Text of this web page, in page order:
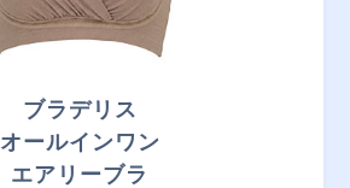
ブラデリス
オールインワン
エアリーブラ